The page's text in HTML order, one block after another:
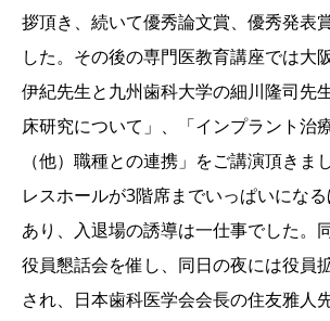
拶頂き、続いて優秀論文賞、優秀発表
した。その後の専門医教育講座では大
伊紀先生と九州歯科大学の細川隆司先
床研究について」、「インプラント治
（他）職種との連携」をご講演頂きま
レスホールが3階席までいっぱいにな
あり、入退場の誘導は一仕事でした。
役員懇話会を催し、同日の夜には役員
され、日本歯科医学会会長の住友雅人